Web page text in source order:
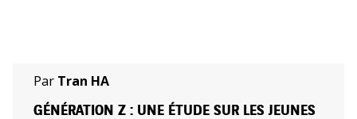
Par Tran HA
GÉNÉRATION Z : UNE ÉTUDE SUR LES JEUNES